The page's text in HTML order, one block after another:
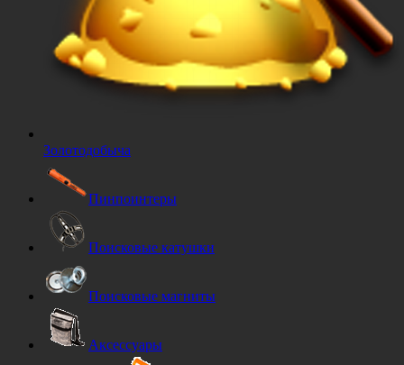
Золотодобыча
Пинпоинтеры
Поисковые катушки
Поисковые магниты
Аксессуары